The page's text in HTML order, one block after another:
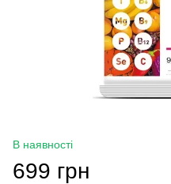
В наявності
699 грн